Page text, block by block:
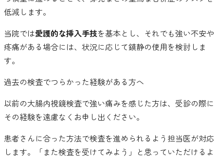
低減します。
当院では愛護的な挿入手技を基本とし、それでも強い不安や
疼痛がある場合には、状況に応じて鎮静の使用を検討しま
す。
過去の検査でつらかった経験がある方へ
以前の大腸内視鏡検査で強い痛みを感じた方は、受診の際に
その経験を遠慮なくお申し出ください。
患者さんに合った方法で検査を進められるよう担当医が対応
します。「また検査を受けてみよう」と思っていただけるよ